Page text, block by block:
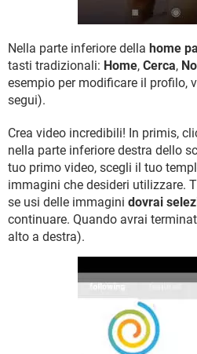
Nella parte inferiore della home
tasti tradizionali: Home, Cerca,
esempio per modificare il profilo,
segui).
Crea video incredibili! In primis,
nella parte inferiore destra dello
tuo primo video, scegli il tuo
immagini che desideri utilizzare.
se usi delle immagini dovrai
continuare. Quando avrai
alto a destra).